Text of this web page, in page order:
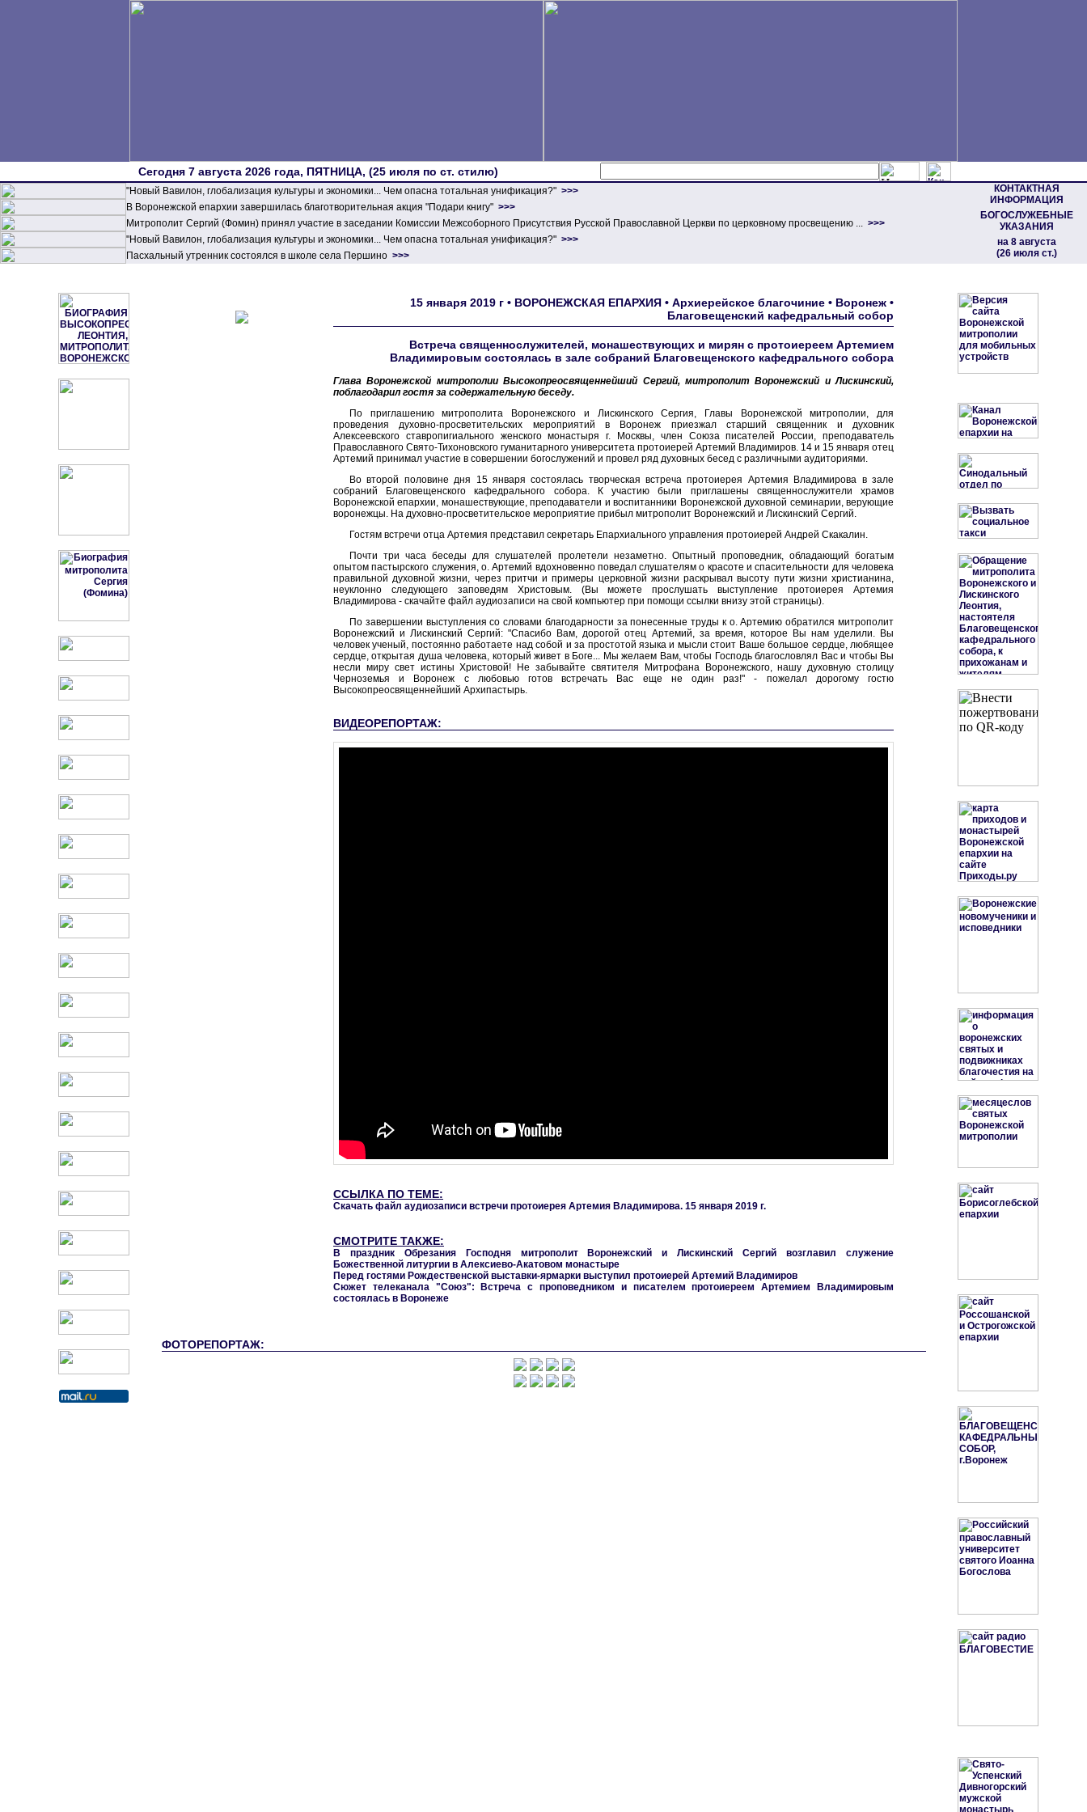
Сегодня 7 августа 2026 года, ПЯТНИЦА, (25 июля по ст. стилю)
"Новый Вавилон, глобализация культуры и экономики... Чем опасна тотальная унификация?" >>>
КОНТАКТНАЯ
ИНФОРМАЦИЯ
БОГОСЛУЖЕБНЫЕ
УКАЗАНИЯ
на 8 августа
(26 июля ст.)
В Воронежской епархии завершилась благотворительная акция "Подари книгу" >>>
Митрополит Сергий (Фомин) принял участие в заседании Комиссии Межсоборного Присутствия Русской Православной Церкви по церковному просвещению ... >>>
"Новый Вавилон, глобализация культуры и экономики... Чем опасна тотальная унификация?" >>>
Пасхальный утренник состоялся в школе села Першино >>>
15 января 2019 г • ВОРОНЕЖСКАЯ ЕПАРХИЯ • Архиерейское благочиние • Воронеж •
Благовещенский кафедральный собор
Встреча священнослужителей, монашествующих и мирян с протоиереем Артемием
Владимировым состоялась в зале собраний Благовещенского кафедрального собора
Глава Воронежской митрополии Высокопреосвященнейший Сергий, митрополит Воронежский и Лискинский,
поблагодарил гостя за содержательную беседу.
По приглашению митрополита Воронежского и Лискинского Сергия, Главы Воронежской митрополии, для
проведения духовно-просветительских мероприятий в Воронеж приезжал старший священник и духовник
Алексеевского ставропигиального женского монастыря г. Москвы, член Союза писателей России, преподаватель
Православного Свято-Тихоновского гуманитарного университета протоиерей Артемий Владимиров. 14 и 15 января отец
Артемий принимал участие в совершении богослужений и провел ряд духовных бесед с различными аудиториями.
Во второй половине дня 15 января состоялась творческая встреча протоиерея Артемия Владимирова в зале
собраний Благовещенского кафедрального собора. К участию были приглашены священнослужители храмов
Воронежской епархии, монашествующие, преподаватели и воспитанники Воронежской духовной семинарии, верующие
воронежцы. На духовно-просветительское мероприятие прибыл митрополит Воронежский и Лискинский Сергий.
Гостям встречи отца Артемия представил секретарь Епархиального управления протоиерей Андрей Скакалин.
Почти три часа беседы для слушателей пролетели незаметно. Опытный проповедник, обладающий богатым
опытом пастырского служения, о. Артемий вдохновенно поведал слушателям о красоте и спасительности для человека
правильной духовной жизни, через притчи и примеры церковной жизни раскрывал высоту пути жизни христианина,
неуклонно следующего заповедям Христовым. (Вы можете прослушать выступление протоиерея Артемия
Владимирова - скачайте файл аудиозаписи на свой компьютер при помощи ссылки внизу этой страницы).
По завершении выступления со словами благодарности за понесенные труды к о. Артемию обратился митрополит
Воронежский и Лискинский Сергий: "Спасибо Вам, дорогой отец Артемий, за время, которое Вы нам уделили. Вы
человек ученый, постоянно работаете над собой и за простотой языка и мысли стоит Ваше большое сердце, любящее
сердце, открытая душа человека, который живет в Боге... Мы желаем Вам, чтобы Господь благословлял Вас и чтобы Вы
несли миру свет истины Христовой! Не забывайте святителя Митрофана Воронежского, нашу духовную столицу
Черноземья и Воронеж с любовью готов встречать Вас еще не один раз!" - пожелал дорогому гостю
Высокопреосвященнейший Архипастырь.
ВИДЕОРЕПОРТАЖ:
ССЫЛКА ПО ТЕМЕ:
Скачать файл аудиозаписи встречи протоиерея Артемия Владимирова. 15 января 2019 г.
СМОТРИТЕ ТАКЖЕ:
В праздник Обрезания Господня митрополит Воронежский и Лискинский Сергий возглавил служение
Божественной литургии в Алексиево-Акатовом монастыре
Перед гостями Рождественской выставки-ярмарки выступил протоиерей Артемий Владимиров
Сюжет телеканала "Союз": Встреча с проповедником и писателем протоиереем Артемием Владимировым
состоялась в Воронеже
ФОТОРЕПОРТАЖ: